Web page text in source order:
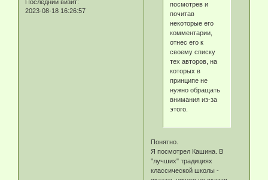
Последний визит:
2023-08-18 16:26:57
посмотрев и
почитав
некоторые его
комментарии,
отнес его к
своему списку
тех авторов, на
которых в
принципе не
нужно обращать
внимания из-за
этого.
Понятно.
Я посмотрел Кашина. В
"лучших" традициях
классической школы -